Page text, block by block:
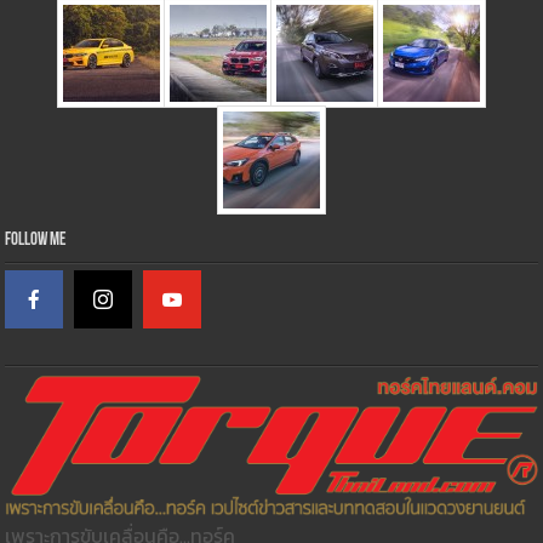
Follow Me
เพราะการขับเคลื่อนคือ...ทอร์ค